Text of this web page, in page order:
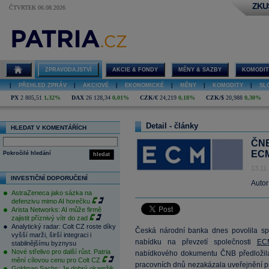
ČTVRTEK 06.08.2026
ZPRAVODAJSTVÍ AKCIE & FONDY MĚNY & SAZBY
PŘEHLED ZPRÁV AKCIOVÉ EKONOMICKÉ MĚNY KOMODITY
PX 2 805,51 1,32% DAX 26 128,34 0,01% CZK/€ 24,219 0,18% CZK/$ 20,988 0,30%
HLEDAT V KOMENTÁŘÍCH
hledat
Pokročilé hledání
INVESTIČNÍ DOPORUČENÍ
AstraZeneca jako sázka na
defenzivu mimo AI horečku
Arista Networks: AI může firmě
zajistit příznivý vítr do zad
Analytický radar: Colt CZ roste díky
vyšší marži, širší integraci i
stabilnějšímu byznysu
Nové střelivo pro další růst. Patria
mění cílovou cenu pro Colt CZ
Detail - články
Česká národní banka dnes povolila
nabídku na převzetí společnosti
nabídkového dokumentu ČNB
pracovních dnů nezakázala uveřejnění